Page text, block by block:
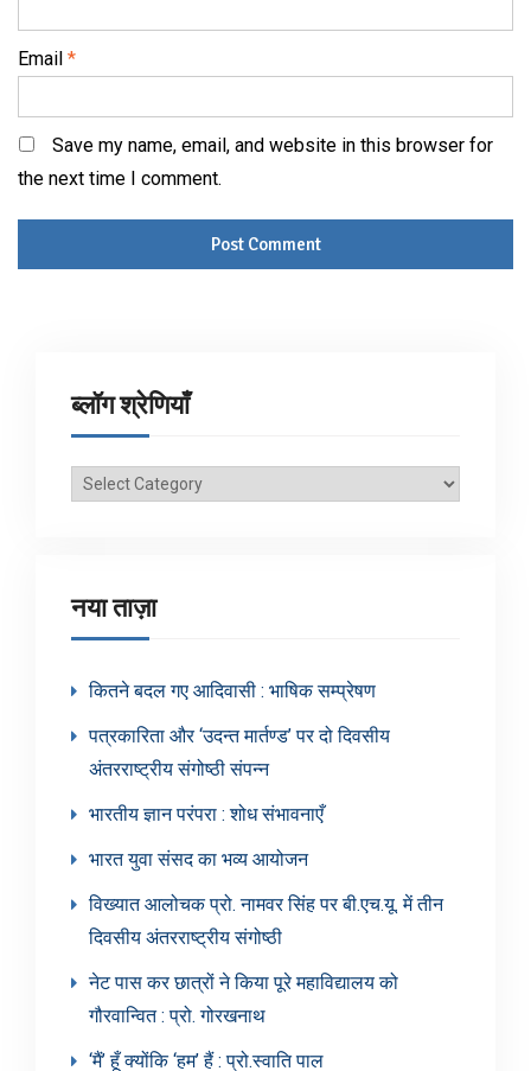
Email *
Save my name, email, and website in this browser for
the next time I comment.
ब्लॉग श्रेणियाँ
ब्लॉग
नया ताज़ा
कितने बदल गए आदिवासी : भाषिक सम्प्रेषण
पत्रकारिता और ‘उदन्त मार्तण्ड’ पर दो दिवसीय
अंतरराष्ट्रीय संगोष्ठी संपन्न
भारतीय ज्ञान परंपरा : शोध संभावनाएँ
भारत युवा संसद का भव्य आयोजन
विख्यात आलोचक प्रो. नामवर सिंह पर बी.एच.यू. में तीन
दिवसीय अंतरराष्ट्रीय संगोष्ठी
नेट पास कर छात्रों ने किया पूरे महाविद्यालय को
गौरवान्वित : प्रो. गोरखनाथ
‘मैं’ हूँ क्योंकि ‘हम’ हैं : प्रो.स्वाति पाल